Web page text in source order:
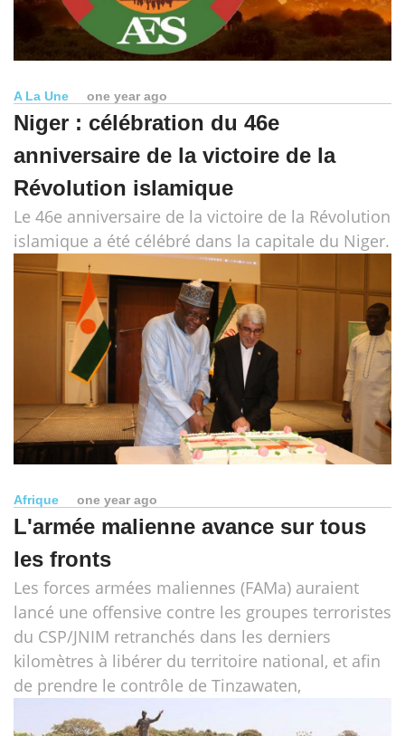
A La Une one year ago
Niger : célébration du 46e
anniversaire de la victoire de la
Révolution islamique
Le 46e anniversaire de la victoire de la Révolution
islamique a été célébré dans la capitale du Niger.
Afrique one year ago
L'armée malienne avance sur tous
les fronts
Les forces armées maliennes (FAMa) auraient
lancé une offensive contre les groupes terroristes
du CSP/JNIM retranchés dans les derniers
kilomètres à libérer du territoire national, et afin
de prendre le contrôle de Tinzawaten,